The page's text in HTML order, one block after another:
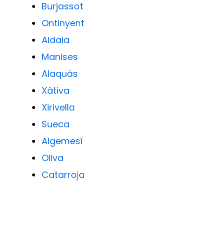
Burjassot
Ontinyent
Aldaia
Manises
Alaquàs
Xàtiva
Xirivella
Sueca
Algemesí
Oliva
Catarroja